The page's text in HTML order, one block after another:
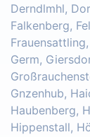
Derndlmhl,
Falkenberg,
Germ,
Gnzenhub,
Haubenberg,
Hippenstall,